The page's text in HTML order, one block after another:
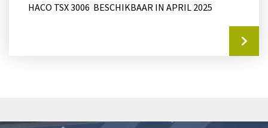
HACO TSX 3006 BESCHIKBAAR IN APRIL 2025